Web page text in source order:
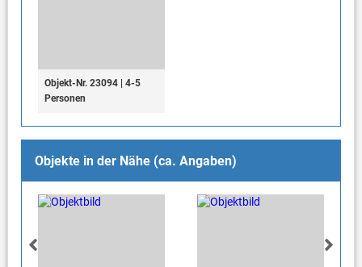
Objekt-Nr. 23094 | 4-5
Personen
Objekte in der Nähe (ca. Angaben)